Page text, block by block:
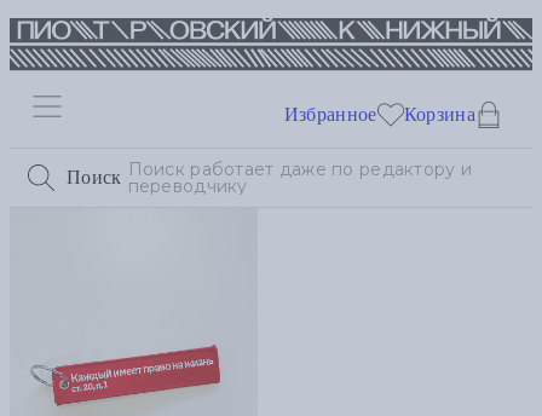
Поиск
Избранное Корзина